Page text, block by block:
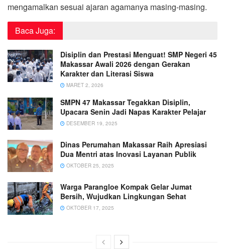
mengamalkan sesuai ajaran agamanya masing-masing.
Baca Juga:
Disiplin dan Prestasi Menguat! SMP Negeri 45
Makassar Awali 2026 dengan Gerakan
Karakter dan Literasi Siswa
MARET 2, 2026
SMPN 47 Makassar Tegakkan Disiplin,
Upacara Senin Jadi Napas Karakter Pelajar
DESEMBER 19, 2025
Dinas Perumahan Makassar Raih Apresiasi
Dua Mentri atas Inovasi Layanan Publik
OKTOBER 25, 2025
Warga Parangloe Kompak Gelar Jumat
Bersih, Wujudkan Lingkungan Sehat
OKTOBER 17, 2025